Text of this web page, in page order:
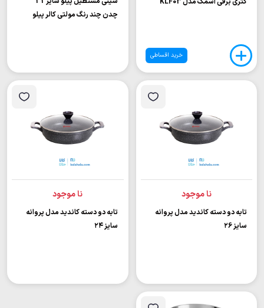
خرید اقساطی
چدن چند رنگ مولتی کالر پیلو
نا موجود
تابه دو دسته کاندید مدل پروانه
سایز ۲6
نا موجود
تابه دو دسته کاندید مدل پروانه
سایز ۲۴